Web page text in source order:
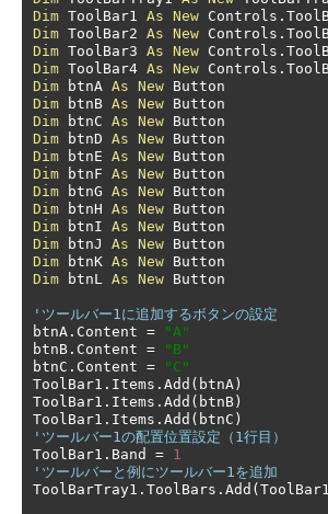
Dim ToolBar1 As New Controls .
Dim ToolBar2 As New Controls .
Dim ToolBar3 As New Controls .
Dim ToolBar4 As New Controls .
Dim btnA As New
Dim btnB As New
Dim btnC As New
Dim btnD As New
Dim btnE As New
Dim btnF As New
Dim btnG As New
Dim btnH As New
Dim btnI As New
Dim btnJ As New
Dim btnK As New
Dim btnL As New Button
'ツールバー1に追加するボタンの設定
btnA . Content =
"A"
btnB . Content =
"B"
btnC . Content =
"C"
ToolBar1 . Items . Add ( btnA )
ToolBar1 . Items . Add ( btnB)
ToolBar1 . Items . Add ( btnC )
'ツールバー1の配置位置設定（1行目）
ToolBar1 . Band = 1
'ツールバーと例にツールバー1を追加
ToolBarTray1 . ToolBars . Add (ToolBar1